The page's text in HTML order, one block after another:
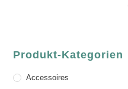
Produkt-Kategorien
Accessoires